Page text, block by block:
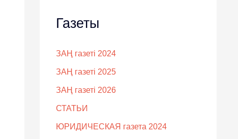
Газеты
ЗАҢ газеті 2024
ЗАҢ газеті 2025
ЗАҢ газеті 2026
СТАТЬИ
ЮРИДИЧЕСКАЯ газета 2024